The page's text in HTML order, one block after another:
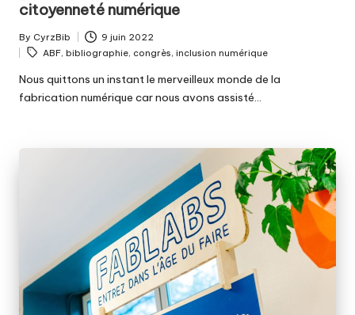
citoyenneté numérique
Posted
by
By CyrzBib 9 juin 2022
Tags:
ABF, bibliographie, congrès, inclusion numérique
Nous quittons un instant le merveilleux monde de la
fabrication numérique car nous avons assisté…